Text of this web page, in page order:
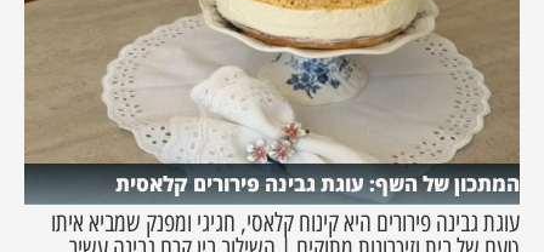
המתכון של השף: עוגת גבינה פירורים קלאסית
עוגת גבינה פירורים היא קינוח קלאסי, חגיגי ומפנק שמביא איתו